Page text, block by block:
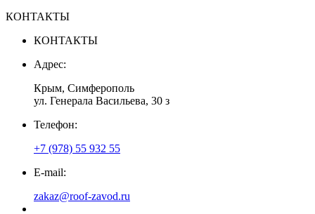
КОНТАКТЫ
КОНТАКТЫ
Адрес:
Крым, Симферополь
ул. Генерала Васильева, 30 з
Телефон:
+7 (978) 55 932 55
E-mail:
zakaz@roof-zavod.ru